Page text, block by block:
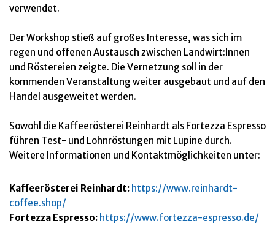
verwendet.
Der Workshop stieß auf großes Interesse, was sich im
regen und offenen Austausch zwischen Landwirt:Innen
und Röstereien zeigte. Die Vernetzung soll in der
kommenden Veranstaltung weiter ausgebaut und auf den
Handel ausgeweitet werden.
Sowohl die Kaffeerösterei Reinhardt als Fortezza Espresso
führen Test- und Lohnröstungen mit Lupine durch.
Weitere Informationen und Kontaktmöglichkeiten unter:
Kaffeerösterei Reinhardt: https://www.reinhardt-
coffee.shop/
Fortezza Espresso: https://www.fortezza-espresso.de/